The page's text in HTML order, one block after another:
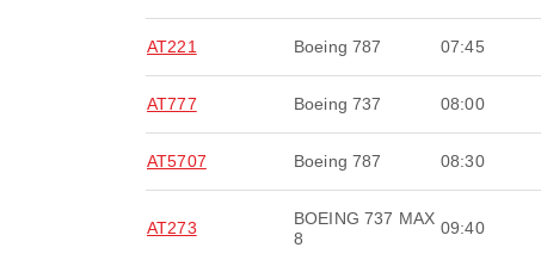
AT221 Boeing 787 07:45
AT777 Boeing 737 08:00
AT5707 Boeing 787 08:30
AT273
BOEING 737 MAX
8
09:40